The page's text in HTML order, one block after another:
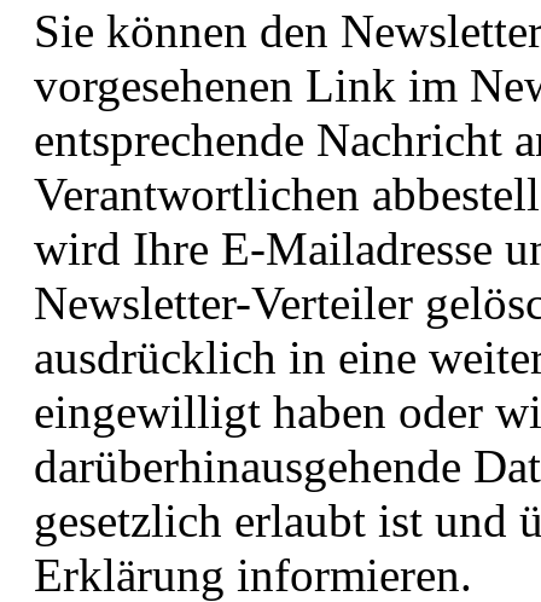
Sie können den
vorgesehenen Link im
entsprechende Nachricht
Verantwortlichen
wird Ihre E-Mailadresse
Newsletter-Verteiler
ausdrücklich in eine
eingewilligt haben oder
darüberhinausgehende
gesetzlich erlaubt ist und
Erklärung informieren.